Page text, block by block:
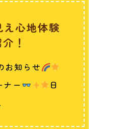
心地体験
！
お知らせ
ー
日